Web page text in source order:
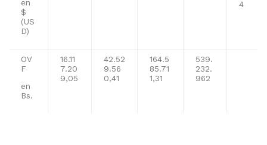
en
$
(US
D)
4
OV
F
en
Bs.
16.11
7.20
9,05
42.52
9.56
0,41
164.5
85.71
1,31
539.
232.
962